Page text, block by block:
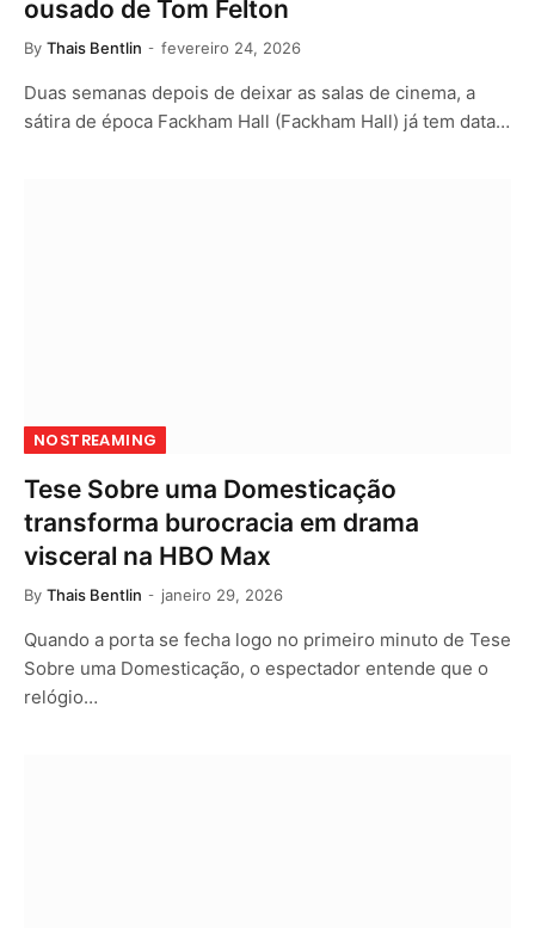
ousado de Tom Felton
By Thais Bentlin fevereiro 24, 2026
Duas semanas depois de deixar as salas de cinema, a
sátira de época Fackham Hall (Fackham Hall) já tem data…
NOSTREAMING
Tese Sobre uma Domesticação
transforma burocracia em drama
visceral na HBO Max
By Thais Bentlin janeiro 29, 2026
Quando a porta se fecha logo no primeiro minuto de Tese
Sobre uma Domesticação, o espectador entende que o
relógio…